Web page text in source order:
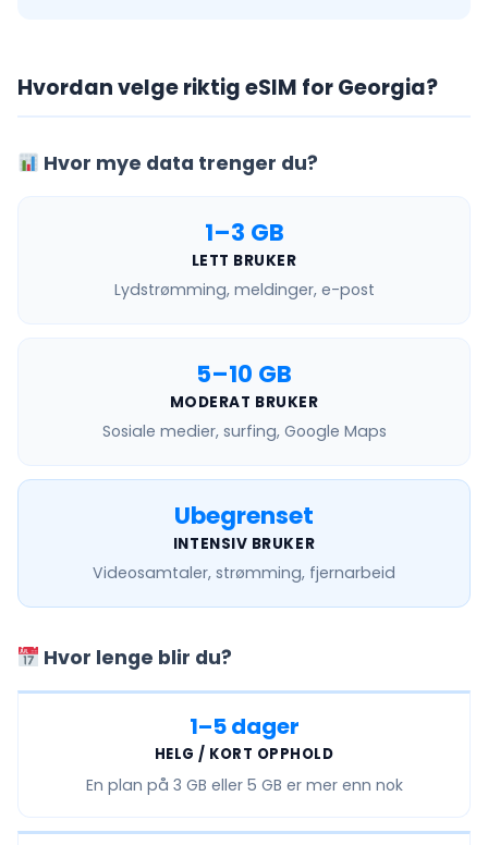
Hvordan velge riktig eSIM for Georgia?
Hvor mye data trenger du?
1–3 GB
LETT BRUKER
Lydstrømming, meldinger, e-post
5–10 GB
MODERAT BRUKER
Sosiale medier, surfing, Google Maps
Ubegrenset
INTENSIV BRUKER
Videosamtaler, strømming, fjernarbeid
Hvor lenge blir du?
1–5 dager
HELG / KORT OPPHOLD
En plan på 3 GB eller 5 GB er mer enn nok